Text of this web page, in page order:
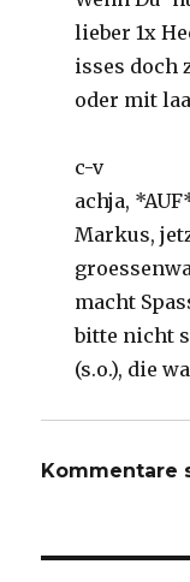
lieber 1x
isses doch
oder mit
c-v
achja,
Markus,
macht
bitte nicht
(s.o.), die
Kommentare